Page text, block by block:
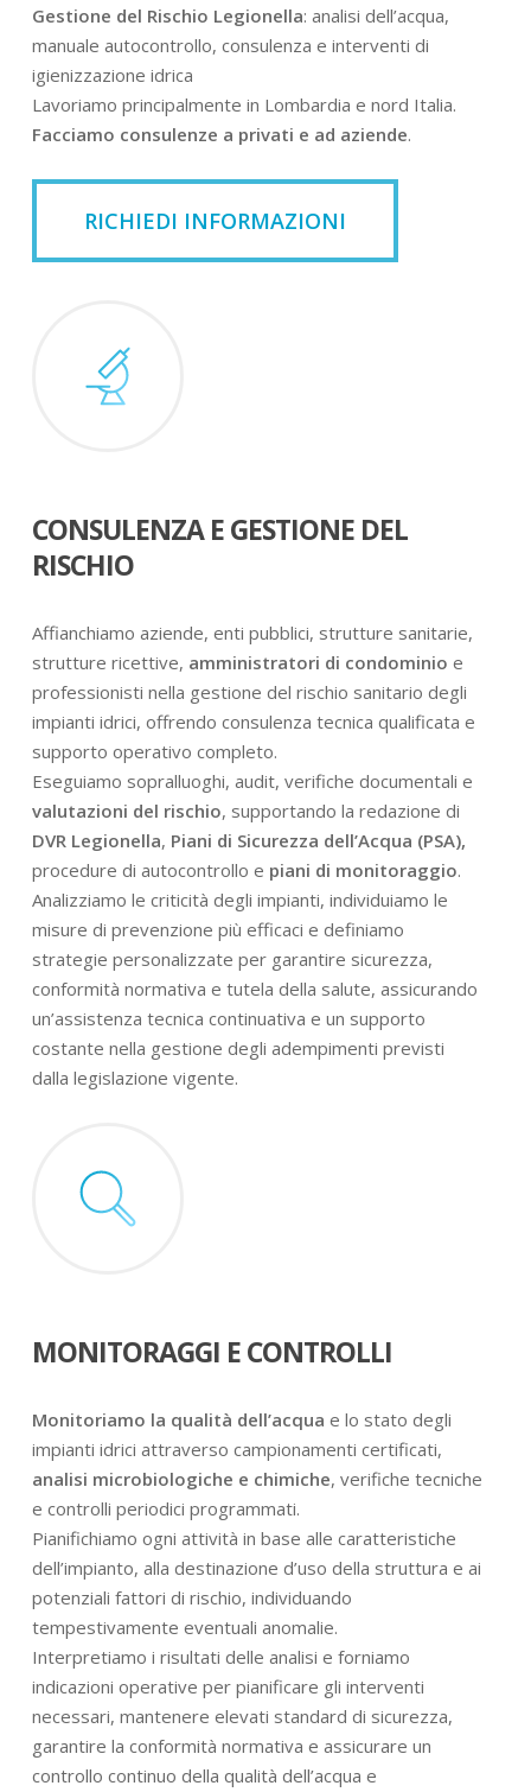
Gestione del Rischio Legionella: analisi dell’acqua,
manuale autocontrollo, consulenza e interventi di
igienizzazione idrica
Lavoriamo principalmente in Lombardia e nord Italia.
Facciamo consulenze a privati e ad aziende.
RICHIEDI INFORMAZIONI
CONSULENZA E GESTIONE DEL
RISCHIO
Affianchiamo aziende, enti pubblici, strutture sanitarie,
strutture ricettive, amministratori di condominio e
professionisti nella gestione del rischio sanitario degli
impianti idrici, offrendo consulenza tecnica qualificata e
supporto operativo completo.
Eseguiamo sopralluoghi, audit, verifiche documentali e
valutazioni del rischio, supportando la redazione di
DVR Legionella, Piani di Sicurezza dell’Acqua (PSA),
procedure di autocontrollo e piani di monitoraggio.
Analizziamo le criticità degli impianti, individuiamo le
misure di prevenzione più efficaci e definiamo
strategie personalizzate per garantire sicurezza,
conformità normativa e tutela della salute, assicurando
un’assistenza tecnica continuativa e un supporto
costante nella gestione degli adempimenti previsti
dalla legislazione vigente.
MONITORAGGI E CONTROLLI
Monitoriamo la qualità dell’acqua e lo stato degli
impianti idrici attraverso campionamenti certificati,
analisi microbiologiche e chimiche, verifiche tecniche
e controlli periodici programmati.
Pianifichiamo ogni attività in base alle caratteristiche
dell’impianto, alla destinazione d’uso della struttura e ai
potenziali fattori di rischio, individuando
tempestivamente eventuali anomalie.
Interpretiamo i risultati delle analisi e forniamo
indicazioni operative per pianificare gli interventi
necessari, mantenere elevati standard di sicurezza,
garantire la conformità normativa e assicurare un
controllo continuo della qualità dell’acqua e